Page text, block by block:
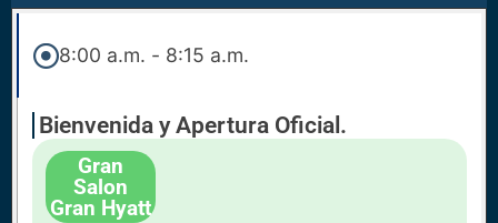
8:00 a.m. - 8:15 a.m.
Bienvenida y Apertura Oficial.
Gran
Salon
Gran Hyatt